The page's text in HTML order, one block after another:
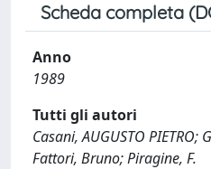
Scheda completa
Anno
1989
Tutti gli autori
Casani, AUGUSTO
Fattori, Bruno; Piragine, F.